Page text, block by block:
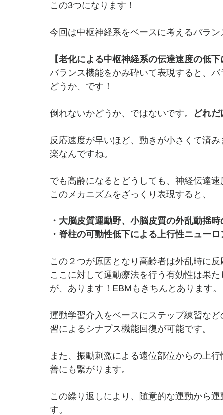
この3つになります！
今回は中枢神経系をベースに考えるバラ
【老化による中枢神経系の伝達速度の低
バランス機能をかみ砕いて表現すると、
どうか、です！
倒れないかどうか、ではないです。 どれ
反応速度が早いほど、動きが小さくて済
楽なんですね。
でも高齢になるとどうしても、神経伝達
このメカニズムをざっくり表現すると、
・大脳皮質運動野、小脳皮質の外乱動揺
・脊柱の可動性低下による上行性ニュー
この２つが原因となり高齢者は外乱時に
ここに対して運動療法を行う有効性は果
が、あります！EBMもきちんとあります。
運動学習介入をベースにステップ練習な
習によるシナプス機能回復が可能です。
また、振動刺激による遠位部位からの上
善にも繋がります。
この繰り返しにより、随意的な運動から
す。